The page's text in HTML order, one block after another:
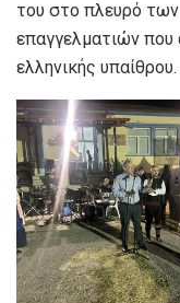
του στο πλευρό
επαγγελματιών που
ελληνικής υπαίθρου.